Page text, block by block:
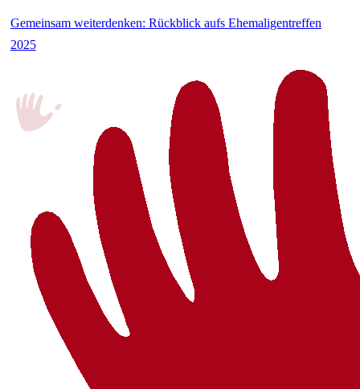
Gemeinsam weiterdenken: Rückblick aufs Ehemaligentreffen
2025